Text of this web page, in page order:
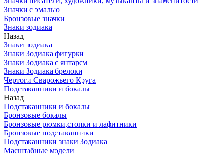
Значки с эмалью
Бронзовые значки
Знаки зодиака
Назад
Знаки зодиака
Знаки Зодиака фигурки
Знаки Зодиака с янтарем
Знаки Зодиака брелоки
Чертоги Сварожьего Круга
Подстаканники и бокалы
Назад
Подстаканники и бокалы
Бронзовые бокалы
Бронзовые рюмки,стопки и лафитники
Бронзовые подстаканники
Подстаканники знаки Зодиака
Масштабные модели